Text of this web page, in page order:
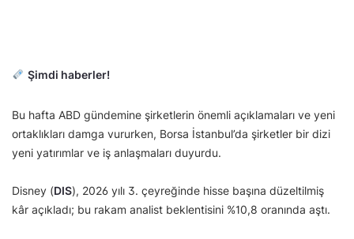
Şimdi haberler!
Bu hafta ABD gündemine şirketlerin önemli açıklamaları ve yeni
ortaklıkları damga vururken, Borsa İstanbul’da şirketler bir dizi
yeni yatırımlar ve iş anlaşmaları duyurdu.
Disney (DIS), 2026 yılı 3. çeyreğinde hisse başına düzeltilmiş
kâr açıkladı; bu rakam analist beklentisini %10,8 oranında aştı.